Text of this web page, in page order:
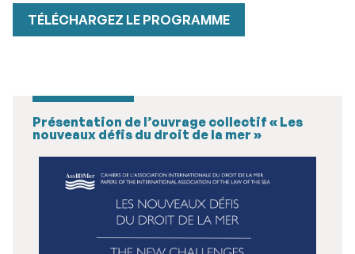
TÉLÉCHARGEZ LE PROGRAMME
Présentation de l’ouvrage collectif « Les
nouveaux défis du droit de la mer »